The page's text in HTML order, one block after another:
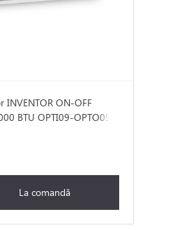
INVENTOR ON-OFF
BTU OPTI09-OPTO09
La comandă